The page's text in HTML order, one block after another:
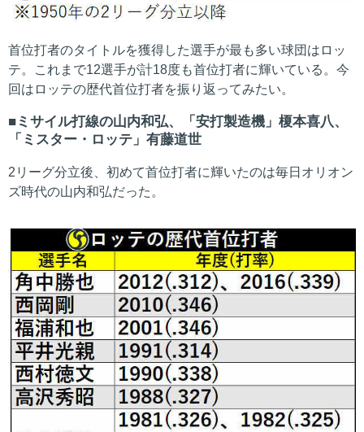
首位打者のタイトルを獲得した選手が最も多い球団はロッ
テ。これまで12選手が計18度も首位打者に輝いている。今
回はロッテの歴代首位打者を振り返ってみたい。
ミサイル打線の山内和弘、「安打製造機」榎本喜八、
「ミスター・ロッテ」有藤道世
2リーグ分立後、初めて首位打者に輝いたのは毎日オリオン
ズ時代の山内和弘だった。